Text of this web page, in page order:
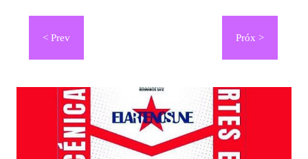
Navegación
entradas